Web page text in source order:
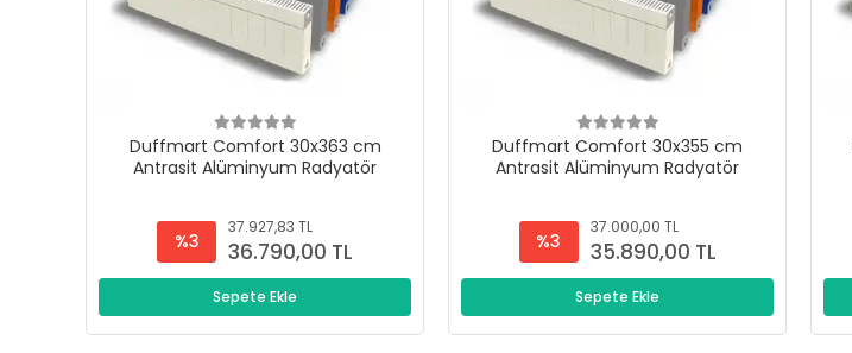
Duffmart Comfort 30x363 cm
Antrasit Alüminyum Radyatör
%3
37.927,83 TL
36.790,00 TL
Sepete Ekle
Duffmart Comfort 30x355 cm
Antrasit Alüminyum Radyatör
%3
37.000,00 TL
35.890,00 TL
Sepete Ekle